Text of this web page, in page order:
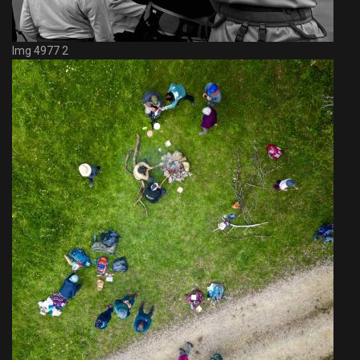
Img 4977 2